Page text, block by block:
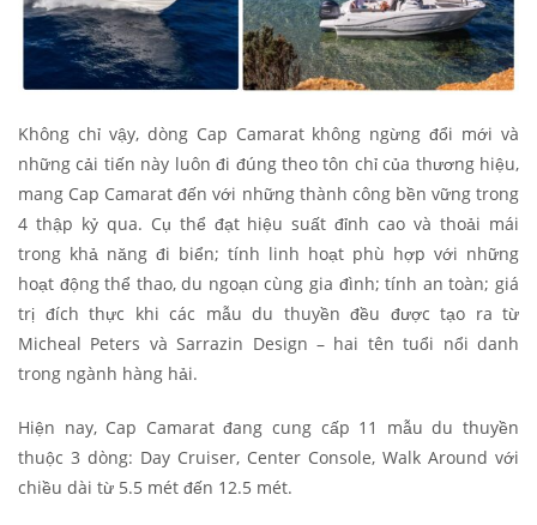
Không chỉ vậy, dòng Cap Camarat không ngừng đổi mới và
những cải tiến này luôn đi đúng theo tôn chỉ của thương hiệu,
mang Cap Camarat đến với những thành công bền vững trong
4 thập kỷ qua. Cụ thể đạt hiệu suất đỉnh cao và thoải mái
trong khả năng đi biển; tính linh hoạt phù hợp với những
hoạt động thể thao, du ngoạn cùng gia đình; tính an toàn; giá
trị đích thực khi các mẫu du thuyền đều được tạo ra từ
Micheal Peters và Sarrazin Design – hai tên tuổi nổi danh
trong ngành hàng hải.
Hiện nay, Cap Camarat đang cung cấp 11 mẫu du thuyền
thuộc 3 dòng: Day Cruiser, Center Console, Walk Around với
chiều dài từ 5.5 mét đến 12.5 mét.